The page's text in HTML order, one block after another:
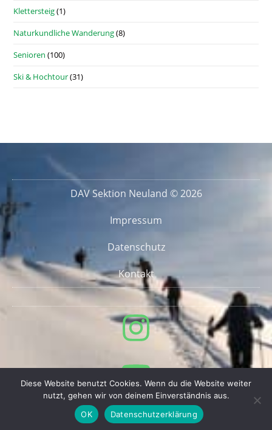
Klettersteig(1)
Naturkundliche Wanderung(8)
Senioren (100)
Ski & Hochtour(31)
DAV Sektion Neuland © 2026
Impressum
Datenschutz
Kontakt
Diese Website benutzt Cookies. Wenn du die Website weiter
nutzt, gehen wir von deinem Einverständnis aus.
OK
Datenschutzerklärung